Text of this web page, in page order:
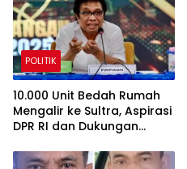
POLITIK
10.000 Unit Bedah Rumah
Mengalir ke Sultra, Aspirasi
DPR RI dan Dukungan
Utama